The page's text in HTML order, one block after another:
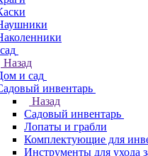
Назад
и сад
инвентарь
Назад
Садовый инвентарь
Лопаты и грабли
Комплектующие для
Инструменты для ухода